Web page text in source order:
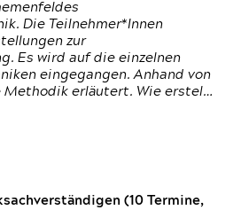
Die Teilnehmer*Innen
zur
Es wird auf die einzelnen
eingegangen. Anhand von
Methodik erläutert. Wie erstel…
(10 Termine,